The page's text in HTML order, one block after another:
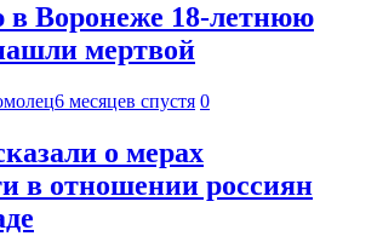
Воронеже 18-летнюю
мертвой
6 месяцев спустя 0
о мерах
в отношении россиян